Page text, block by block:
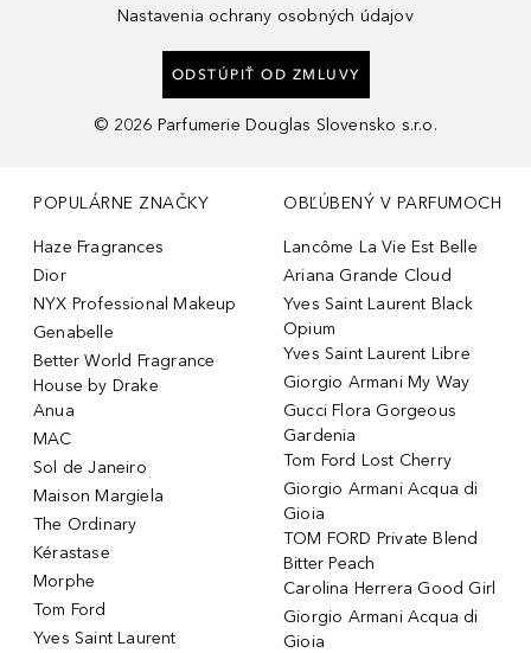
Nastavenia ochrany osobných údajov
ODSTÚPIŤ OD ZMLUVY
© 2026 Parfumerie Douglas Slovensko s.r.o.
POPULÁRNE ZNAČKY
Haze Fragrances
Dior
NYX Professional Makeup
Genabelle
Better World Fragrance
House by Drake
Anua
MAC
Sol de Janeiro
Maison Margiela
The Ordinary
Kérastase
Morphe
Tom Ford
Yves Saint Laurent
OBĽÚBENÝ V PARFUMOCH
Lancôme La Vie Est Belle
Ariana Grande Cloud
Yves Saint Laurent Black
Opium
Yves Saint Laurent Libre
Giorgio Armani My Way
Gucci Flora Gorgeous
Gardenia
Tom Ford Lost Cherry
Giorgio Armani Acqua di
Gioia
TOM FORD Private Blend
Bitter Peach
Carolina Herrera Good Girl
Giorgio Armani Acqua di
Gioia